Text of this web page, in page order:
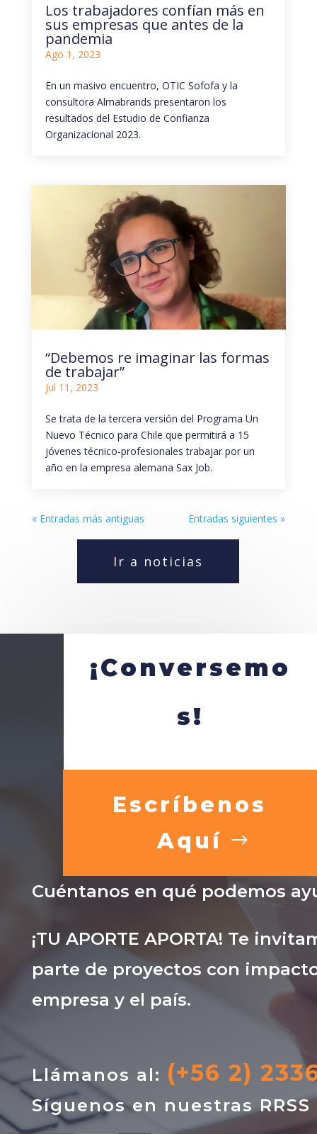
Los trabajadores confían más en
sus empresas que antes de la
pandemia
Ago 1, 2023
En un masivo encuentro, OTIC Sofofa y la
consultora Almabrands presentaron los
resultados del Estudio de Confianza
Organizacional 2023.
“Debemos re imaginar las formas
de trabajar”
Jul 11, 2023
Se trata de la tercera versión del Programa Un
Nuevo Técnico para Chile que permitirá a 15
jóvenes técnico-profesionales trabajar por un
año en la empresa alemana Sax Job.
« Entradas más antiguas Entradas siguientes »
Ir a noticias
¡Conversemo
s!
Escríbenos
Aquí
Cuéntanos en qué podemos
¡TU APORTE APORTA! Te
parte de proyectos con
empresa y el país.
Llámanos al: (+56 2)
Síguenos en nuestras RRSS